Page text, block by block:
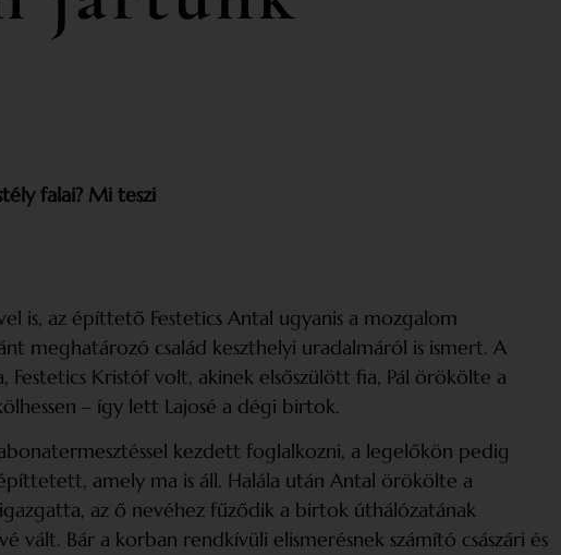
falai? Mi teszi
is, az építtető Festetics Antal ugyanis a mozgalom
meghatározó család keszthelyi uradalmáról is ismert. A
Kristóf volt, akinek elsőszülött fia, Pál örökölte a
– így lett Lajosé a dégi birtok.
kezdett foglalkozni, a legelőkön pedig
amely ma is áll. Halála után Antal örökölte a
az ő nevéhez fűződik a birtok úthálózatának
vált. Bár a korban rendkívüli elismerésnek számító császári és